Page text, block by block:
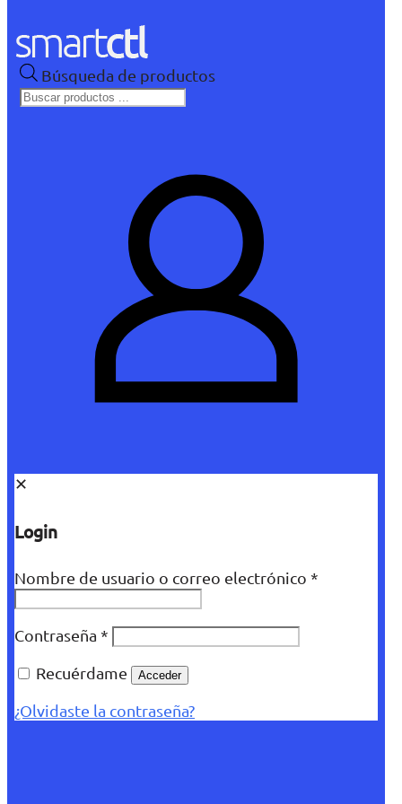
Búsqueda de productos
✕
Login
Nombre de usuario o correo electrónico *
Contraseña *
Recuérdame
Acceder
¿Olvidaste la contraseña?